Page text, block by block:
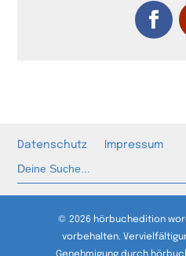
Datenschutz Impressum
nach:
© 2026 hörbuchedition
vorbehalten.
Genehmigung durch